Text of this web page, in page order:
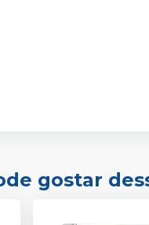
gostar